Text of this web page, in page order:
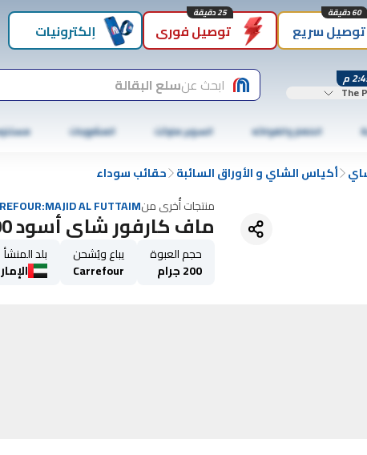
توصيل سريع
60 دقيقة
توصيل فوري
25 دقيقة
إلكترونيات
The ابحث عنسلع البقالة
الخضار والفواكه السوبر ماركت المشروبات
أكياس الشاي و الأوراق السائبة حقائب سوداء
منتجات أُخرى منAL FUTTAIM
ماف كارفور شاي أسود 100 كيس 200 جرام
حجم العبوة
200 جرام
يباع ويُشحن
Carrefour
بلد المنشأ